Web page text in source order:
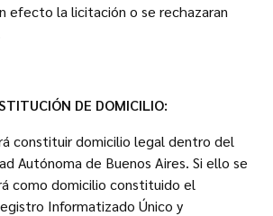
efecto la licitación o se rechazaran
DE DOMICILIO:
constituir domicilio legal dentro del
Autónoma de Buenos Aires. Si ello se
como domicilio constituido el
Informatizado Único y